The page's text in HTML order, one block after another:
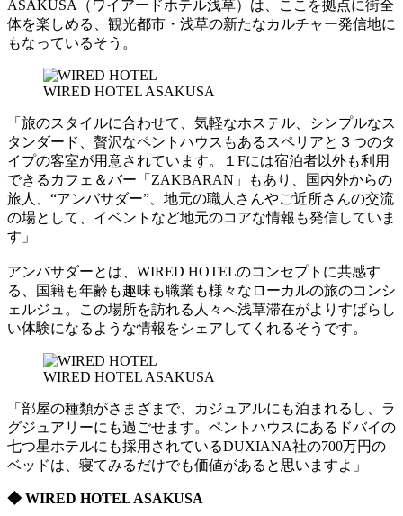
ASAKUSA（ワイアードホテル浅草）は、ここを拠点に街全
体を楽しめる、観光都市・浅草の新たなカルチャー発信地に
もなっているそう。
WIRED HOTEL ASAKUSA
「旅のスタイルに合わせて、気軽なホステル、シンプルなス
タンダード、贅沢なペントハウスもあるスペリアと３つのタ
イプの客室が用意されています。１Fには宿泊者以外も利用
できるカフェ＆バー「ZAKBARAN」もあり、国内外からの
旅人、“アンバサダー”、地元の職人さんやご近所さんの交流
の場として、イベントなど地元のコアな情報も発信していま
す」
アンバサダーとは、WIRED HOTELのコンセプトに共感す
る、国籍も年齢も趣味も職業も様々なローカルの旅のコンシ
ェルジュ。この場所を訪れる人々へ浅草滞在がよりすばらし
い体験になるような情報をシェアしてくれるそうです。
WIRED HOTEL ASAKUSA
「部屋の種類がさまざまで、カジュアルにも泊まれるし、ラ
グジュアリーにも過ごせます。ペントハウスにあるドバイの
七つ星ホテルにも採用されているDUXIANA社の700万円の
ベッドは、寝てみるだけでも価値があると思いますよ」
◆ WIRED HOTEL ASAKUSA